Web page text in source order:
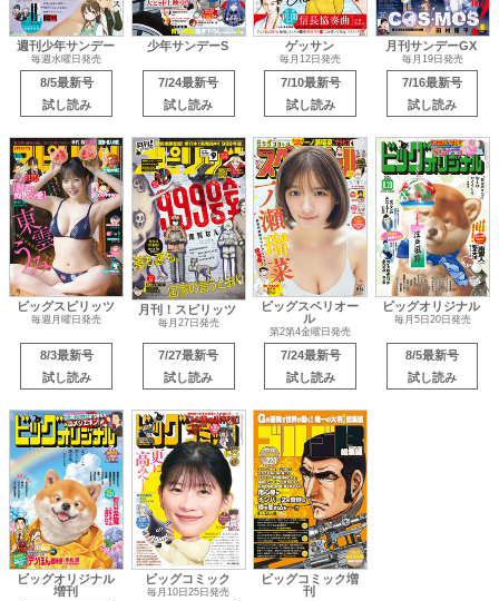
週刊少年サンデー
毎週水曜日発売
8/5最新号
試し読み
少年サンデーS
7/24最新号
試し読み
ゲッサン
毎月12日発売
7/10最新号
試し読み
月刊サンデーGX
毎月19日発売
7/16最新号
試し読み
毎週月曜日発売
8/3最新号
試し読み
毎月27日発売
7/27最新号
試し読み
ビッグスペリオー
ル
第2第4金曜日発売
7/24最新号
試し読み
毎月5日20日発売
8/5最新号